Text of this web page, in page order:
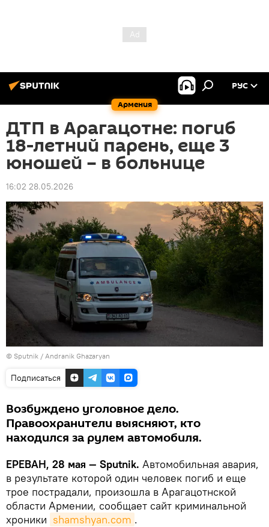
Армения
РУС
ДТП в Арагацотне: погиб
18-летний парень, еще 3
юношей – в больнице
16:02 28.05.2026
© Sputnik / Andranik Ghazaryan
Подписаться
Возбуждено уголовное дело.
Правоохранители выясняют, кто
находился за рулем автомобиля.
ЕРЕВАН, 28 мая — Sputnik. Автомобильная авария,
в результате которой один человек погиб и еще
трое пострадали, произошла в Арагацотнской
области Армении, сообщает сайт криминальной
хроники shamshyan.com .